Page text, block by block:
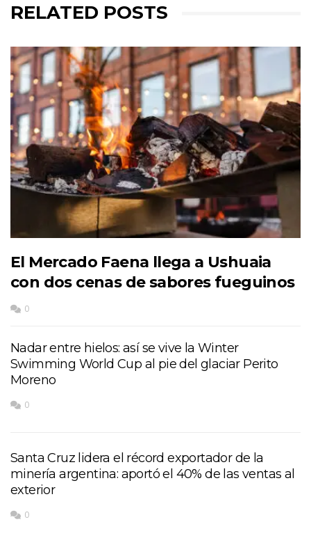
RELATED POSTS
El Mercado Faena llega a Ushuaia
con dos cenas de sabores fueguinos
0
Nadar entre hielos: así se vive la Winter
Swimming World Cup al pie del glaciar Perito
Moreno
0
Santa Cruz lidera el récord exportador de la
minería argentina: aportó el 40% de las ventas al
exterior
0